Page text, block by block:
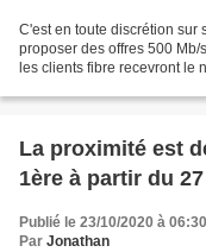
C'est en toute discrétion sur
proposer des offres 500 Mb/
les clients fibre recevront le
La proximité est
1ère à partir du
Publié le 23/10/2020 à 06:30
Par Jonathan